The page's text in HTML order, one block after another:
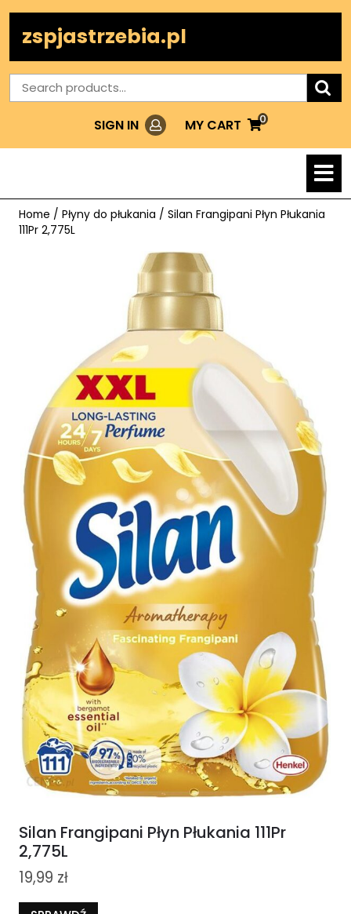
contentzspjastrzebia.pl
Search
for:
SIGN IN LoginMY CART
MY
0
Home / Płyny do płukania / Silan Frangipani Płyn Płukania
111Pr 2,775L
Silan Frangipani Płyn Płukania 111Pr
2,775L
19,99 zł